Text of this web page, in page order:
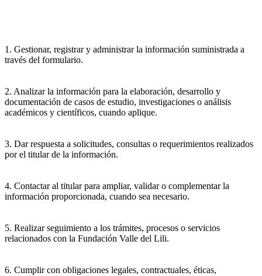
1. Gestionar, registrar y administrar la información suministrada a
través del formulario.
2. Analizar la información para la elaboración, desarrollo y
documentación de casos de estudio, investigaciones o análisis
académicos y científicos, cuando aplique.
3. Dar respuesta a solicitudes, consultas o requerimientos realizados
por el titular de la información.
4. Contactar al titular para ampliar, validar o complementar la
información proporcionada, cuando sea necesario.
5. Realizar seguimiento a los trámites, procesos o servicios
relacionados con la Fundación Valle del Lili.
6. Cumplir con obligaciones legales, contractuales, éticas,